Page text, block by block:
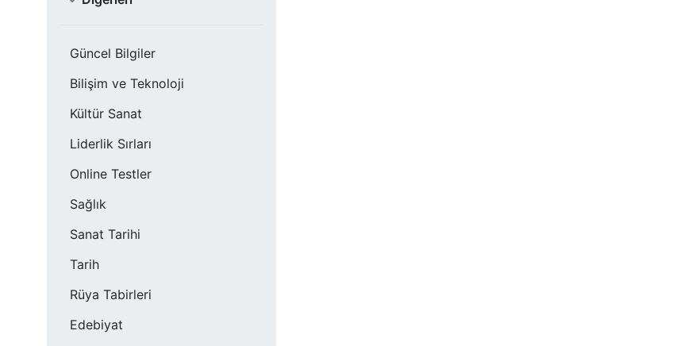
Güncel Bilgiler
Bilişim ve Teknoloji
Kültür Sanat
Liderlik Sırları
Online Testler
Sağlık
Sanat Tarihi
Tarih
Rüya Tabirleri
Edebiyat